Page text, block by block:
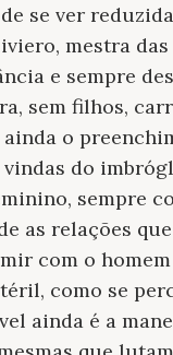
se ver
mestra
e sempre
sem filhos,
o
vindas do
sempre
as relações
com o
como se
ainda é a